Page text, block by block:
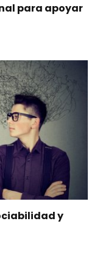
para apoyar
y